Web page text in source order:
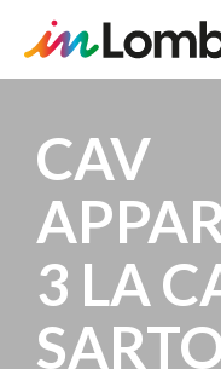
contenuto
principale
CAV
3 LA